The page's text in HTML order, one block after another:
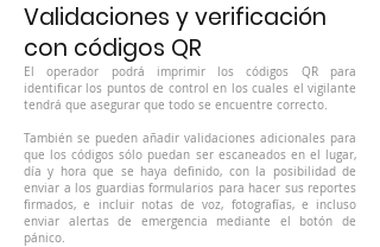
Validaciones y verificación
con códigos QR
El operador podrá imprimir los códigos QR para
identificar los puntos de control en los cuales el vigilante
tendrá que asegurar que todo se encuentre correcto.
También se pueden añadir validaciones adicionales para
que los códigos sólo puedan ser escaneados en el lugar,
día y hora que se haya definido, con la posibilidad de
enviar a los guardias formularios para hacer sus reportes
firmados, e incluir notas de voz, fotografías, e incluso
enviar alertas de emergencia mediante el botón de
pánico.